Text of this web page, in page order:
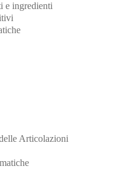
e ingredienti
Articolazioni